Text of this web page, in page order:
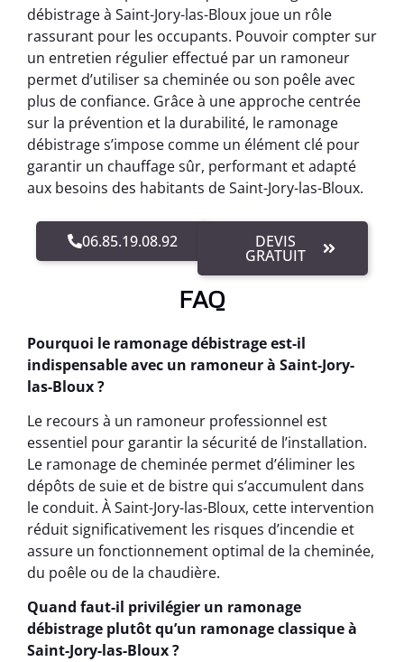
débistrage à Saint-Jory-las-Bloux joue un rôle
rassurant pour les occupants. Pouvoir compter sur
un entretien régulier effectué par un ramoneur
permet d’utiliser sa cheminée ou son poêle avec
plus de confiance. Grâce à une approche centrée
sur la prévention et la durabilité, le ramonage
débistrage s’impose comme un élément clé pour
garantir un chauffage sûr, performant et adapté
aux besoins des habitants de Saint-Jory-las-Bloux.
06.85.19.08.92 DEVIS
GRATUIT
FAQ
Pourquoi le ramonage débistrage est-il
indispensable avec un ramoneur à Saint-Jory-
las-Bloux ?
Le recours à un ramoneur professionnel est
essentiel pour garantir la sécurité de l’installation.
Le ramonage de cheminée permet d’éliminer les
dépôts de suie et de bistre qui s’accumulent dans
le conduit. À Saint-Jory-las-Bloux, cette intervention
réduit significativement les risques d’incendie et
assure un fonctionnement optimal de la cheminée,
du poêle ou de la chaudière.
Quand faut-il privilégier un ramonage
débistrage plutôt qu’un ramonage classique à
Saint-Jory-las-Bloux ?